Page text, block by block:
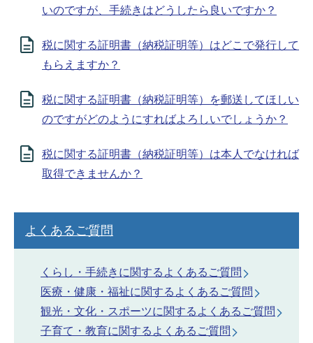
いのですが、手続きはどうしたら良いですか？
税に関する証明書（納税証明等）はどこで発行して
もらえますか？
税に関する証明書（納税証明等）を郵送してほしい
のですがどのようにすればよろしいでしょうか？
税に関する証明書（納税証明等）は本人でなければ
取得できませんか？
よくあるご質問
くらし・手続きに関するよくあるご質問
医療・健康・福祉に関するよくあるご質問
観光・文化・スポーツに関するよくあるご質問
子育て・教育に関するよくあるご質問